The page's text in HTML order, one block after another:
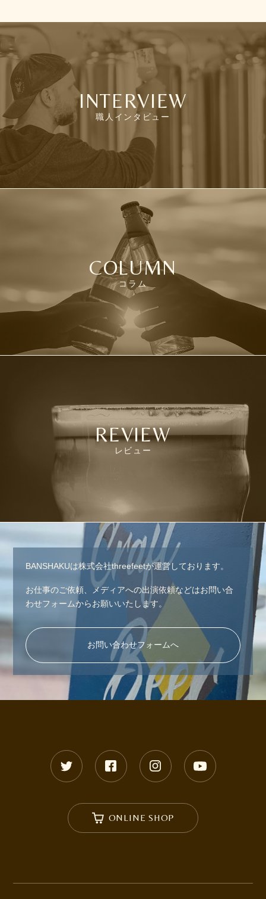
INTERVIEW
職人インタビュー
COLUMN
コラム
REVIEW
レビュー
BANSHAKUは株式会社threefeetが運営しております。
お仕事のご依頼、メディアへの出演依頼などはお問い合
わせフォームからお願いいたします。
お問い合わせフォームへ
ONLINE SHOP